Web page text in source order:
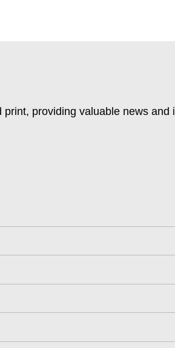
providing valuable news